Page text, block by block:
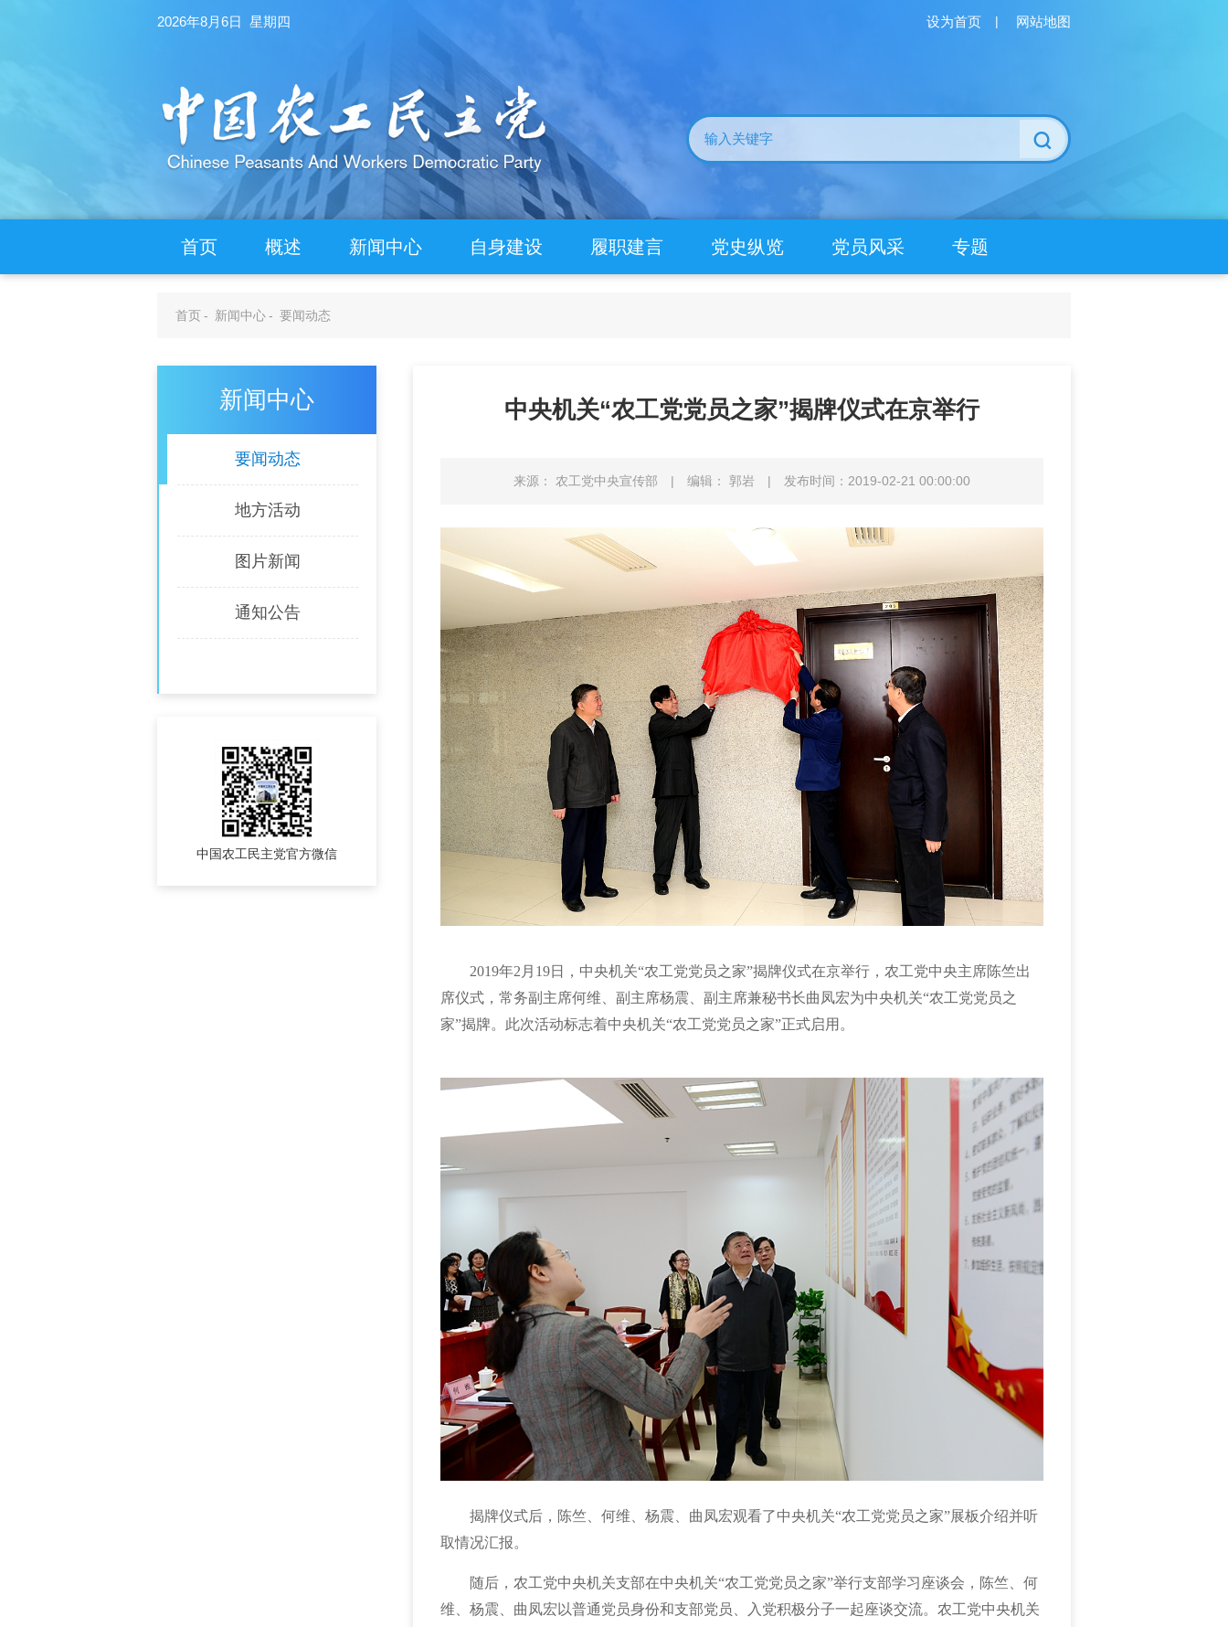
2026年8月6日 星期四 设为首页 | 网站地图
首页 概述 新闻中心 自身建设 履职建言 党史纵览 党员风采 专题
首页- 新闻中心- 要闻动态
新闻中心
要闻动态
地方活动
图片新闻
通知公告
中国农工民主党官方微信
中央机关“农工党党员之家”揭牌仪式在京举行
来源： 农工党中央宣传部 | 编辑： 郭岩 | 发布时间：2019-02-21 00:00:00
2019年2 月 19日，中央机关“农工党党员之家”揭牌仪式在京举行，农工党中央主席陈竺出
席仪式，常务副主席何维、副主席杨震、副主席兼秘书长曲凤宏为中央机关“农工党党员之
家”揭牌。此次活动标志着中央机关“农工党党员之家”正式启用。
揭牌仪式后，陈竺、何维、杨震、曲凤宏观看了中央机关“农工党党员之家”展板介绍并听
取情况汇报。
随后，农工党中央机关支部在中央机关“农工党党员之家”举行支部学习座谈会，陈竺、何
维、杨震、曲凤宏以普通党员身份和支部党员、入党积极分子一起座谈交流。农工党中央机关